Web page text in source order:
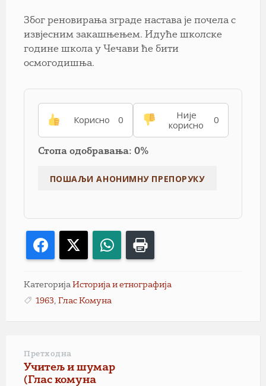
Због реновирања зграде настава је почела с
извјесним закашњењем. Идуће школске
године школа у Чечави ће бити
осмогодишња.
Корисно 0
Није
корисно
0
Стопа одобравања: 0%
Facebook WhatsApp
Категорија Историја и етнографија
1963, Глас Комуна
Претходна
Учитељ и шумар
(Глас комуна